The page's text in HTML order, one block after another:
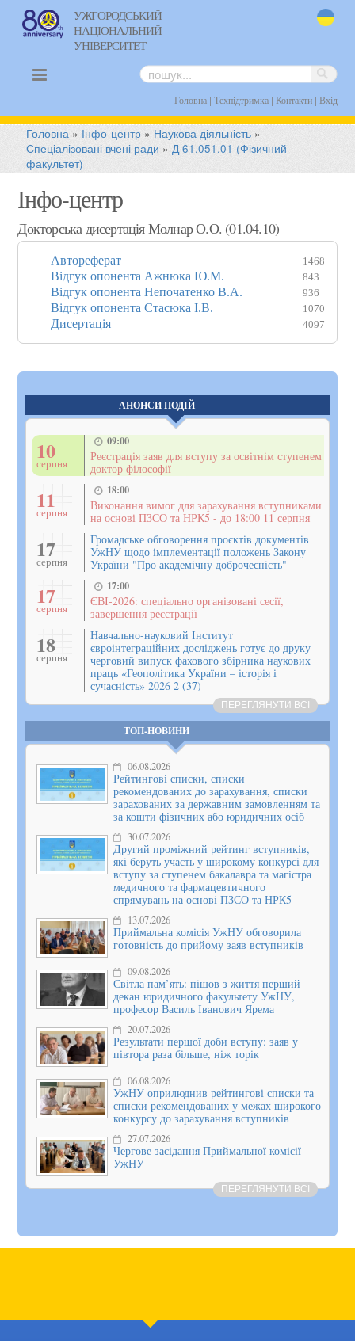
УЖГОРОДСЬКИЙ
НАЦІОНАЛЬНИЙ
УНІВЕРСИТЕТ
Головна| Техпідтримка| Контакти| Вхід
Головна » Інфо-центр » Наукова діяльність »
Спеціалізовані вчені ради »Д 61.051.01 (Фізичний
факультет)
Інфо-центр
Докторська дисертація Молнар О.О. (01.04.10)
Автореферат 1468
Відгук опонента Ажнюка Ю.М. 843
Відгук опонента Непочатенко В.А. 936
Відгук опонента Стасюка І.В. 1070
Дисертація 4097
АНОНСИ ПОДІЙ
10
серпня
09:00
Реєстрація заяв для вступу за освітнім ступенем
доктор філософії
11
серпня
18:00
Виконання вимог для зарахування вступниками
на основі ПЗСО та НРК5 - до 18:00 11 серпня
17
серпня
Громадське обговорення проєктів документів
УжНУ щодо імплементації положень Закону
України "Про академічну доброчесність"
17
серпня
17:00
ЄВІ-2026: спеціально організовані сесії,
завершення реєстрації
18
серпня
Навчально-науковий Інститут
євроінтеграційних досліджень готує до друку
черговий випуск фахового збірника наукових
праць «Геополітика України – історія і
сучасність» 2026 2 (37)
ПЕРЕГЛЯНУТИ ВСІ
ТОП-НОВИНИ
06.08.2026
Рейтингові списки, списки
рекомендованих до зарахування, списки
зарахованих за державним замовленням та
за кошти фізичних або юридичних осіб
30.07.2026
Другий проміжний рейтинг вступників,
які беруть участь у широкому конкурсі для
вступу за ступенем бакалавра та магістра
медичного та фармацевтичного
спрямувань на основі ПЗСО та НРК5
13.07.2026
Приймальна комісія УжНУ обговорила
готовність до прийому заяв вступників
09.08.2026
Світла пам’ять: пішов з життя перший
декан юридичного факультету УжНУ,
професор Василь Іванович Ярема
20.07.2026
Результати першої доби вступу: заяв у
півтора раза більше, ніж торік
06.08.2026
УжНУ оприлюднив рейтингові списки та
списки рекомендованих у межах широкого
конкурсу до зарахування вступників
27.07.2026
Чергове засідання Приймальної комісії
УжНУ
ПЕРЕГЛЯНУТИ ВСІ